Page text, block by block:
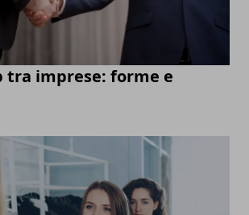
tra imprese: forme e